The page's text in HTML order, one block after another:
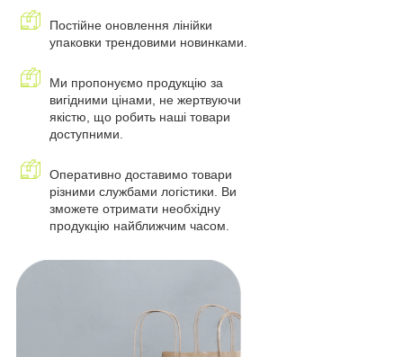
Постійне оновлення лінійки
упаковки трендовими новинками.
Ми пропонуємо продукцію за
вигідними цінами, не жертвуючи
якістю, що робить наші товари
доступними.
Оперативно доставимо товари
різними службами логістики. Ви
зможете отримати необхідну
продукцію найближчим часом.